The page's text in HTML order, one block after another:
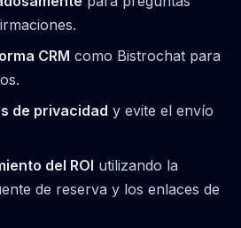
CRM como Bistrochat para
de privacidad y evite el envío
del ROI utilizando la
de reserva y los enlaces de